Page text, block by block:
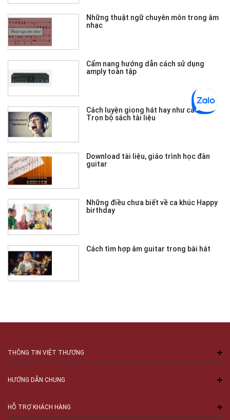
Những thuật ngữ chuyên môn trong âm
nhạc
Cẩm nang hướng dẫn cách sử dụng
amply toàn tập
Cách luyện giọng hát hay như ca sĩ -
Trọn bộ sách tài liệu
Download tài liệu, giáo trình học đàn
guitar
Những điều chưa biết về ca khúc Happy
birthday
Cách tìm hợp âm guitar trong bài hát
THÔNG TIN VIỆT THƯƠNG
HƯỚNG DẪN CHUNG
HỖ TRỢ KHÁCH HÀNG